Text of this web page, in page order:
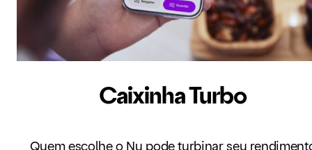
Caixinha Turbo
Quem escolhe o Nu pode turbinar seu